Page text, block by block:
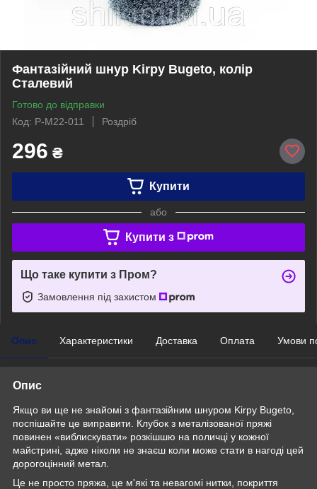
Фантазійний шнур Kirpy Bugeto, колір
Сталевий
Готово до відправки
Код: P-M22-011
Роздріб
296 ₴
Купити
або
Купити з
Що таке купити з Пром?
Замовлення під захистом
Опис Характеристики Доставка Оплата Умови
Опис
Якщо ви ще не знайомі з фантазійним шнуром Kirpy Bugeto,
поспішайте це виправити. Клубок з металізованої пряжі
повинен «виблискувати» розкішшю на поличці у кожної
майстрині, адже ніколи не знаєш коли може стати в нагоді цей
дорогоцінний метал.
Це не просто пряжа, це м'які та невагомі нитки, покриття